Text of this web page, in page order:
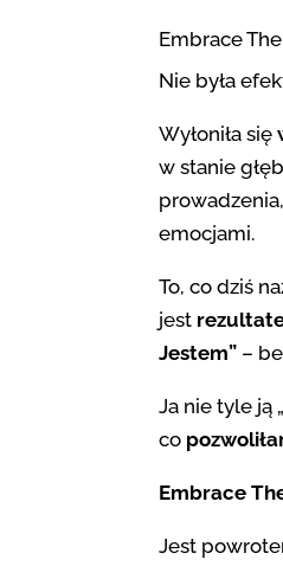
Embrace
Nie była
Wyłoniła się
w stanie
prowadzenia,
emocjami.
To, co dziś
jest
Jestem” –
Ja nie tyle ją
co
Embrace
Jest